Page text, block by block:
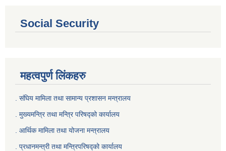
Social Security
महत्वपुर्ण लिंकहरु
. संघिय मामिला तथा सामान्य प्रशासन मन्त्रालय
. मुख्यमन्त्रि तथा मन्त्रि परिषद्को कार्यालय
. आर्थिक मामिला तथा योजना मन्त्रालय
. प्रधानमन्त्री तथा मन्त्रिपरिषद्को कार्यालय